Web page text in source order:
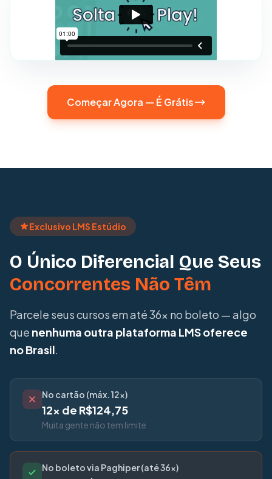
Começar Agora — É Grátis
Exclusivo LMS Estúdio
O Único Diferencial Que Seus
Concorrentes Não Têm
Parcele seus cursos em até 36x no boleto — algo
que nenhuma outra plataforma LMS oferece
no Brasil.
No cartão (máx. 12x)
12x de R$124,75
Muita gente não tem limite
No boleto via Paghiper (até 36x)